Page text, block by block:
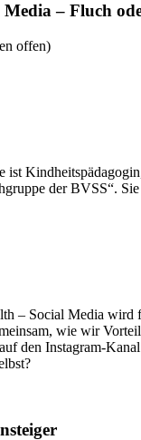
– Fluch
offen)
ist
der BVSS“.
– Social Media
wie wir
den Instagram-